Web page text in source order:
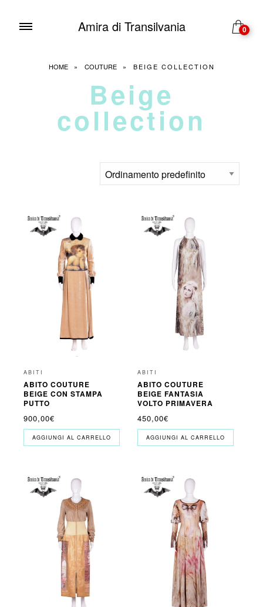
Amira di Transilvania 0
HOME » COUTURE » BEIGE COLLECTION
Beige
collection
ABITI
ABITO COUTURE
BEIGE CON STAMPA
PUTTO
900,00€
AGGIUNGI AL CARRELLO
ABITI
ABITO COUTURE
BEIGE FANTASIA
VOLTO PRIMAVERA
450,00€
AGGIUNGI AL CARRELLO